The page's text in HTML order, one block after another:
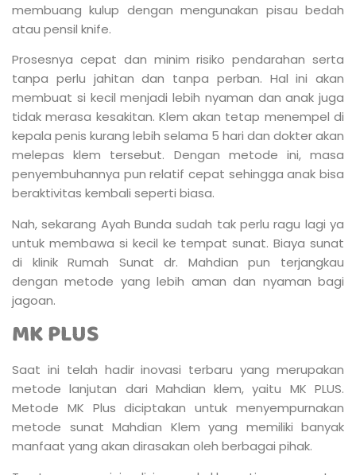
membuang kulup dengan mengunakan pisau bedah
atau pensil knife.
Prosesnya cepat dan minim risiko pendarahan serta
tanpa perlu jahitan dan tanpa perban. Hal ini akan
membuat si kecil menjadi lebih nyaman dan anak juga
tidak merasa kesakitan. Klem akan tetap menempel di
kepala penis kurang lebih selama 5 hari dan dokter akan
melepas klem tersebut. Dengan metode ini, masa
penyembuhannya pun relatif cepat sehingga anak bisa
beraktivitas kembali seperti biasa.
Nah, sekarang Ayah Bunda sudah tak perlu ragu lagi ya
untuk membawa si kecil ke tempat sunat. Biaya sunat
di klinik Rumah Sunat dr. Mahdian pun terjangkau
dengan metode yang lebih aman dan nyaman bagi
jagoan.
MK PLUS
Saat ini telah hadir inovasi terbaru yang merupakan
metode lanjutan dari Mahdian klem, yaitu MK PLUS.
Metode MK Plus diciptakan untuk menyempurnakan
metode sunat Mahdian Klem yang memiliki banyak
manfaat yang akan dirasakan oleh berbagai pihak.